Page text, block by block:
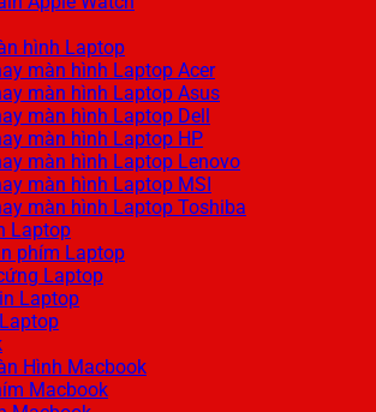
hình Laptop
màn hình Laptop Acer
màn hình Laptop Asus
màn hình Laptop Dell
màn hình Laptop HP
màn hình Laptop Lenovo
màn hình Laptop MSI
màn hình Laptop Toshiba
Laptop
phím Laptop
Laptop
Laptop
Hình Macbook
Macbook